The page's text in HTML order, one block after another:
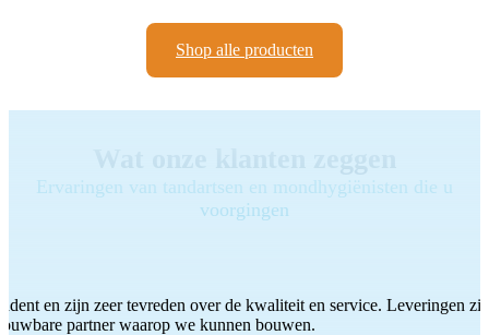
Shop alle producten
Ervaringen van tandartsen en mondhygiënisten die u
voorgingen
en zijn zeer tevreden over de kwaliteit en service. Leveringen
partner waarop we kunnen bouwen.